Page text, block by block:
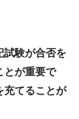
試験が合否を
とが重要で
充てることが